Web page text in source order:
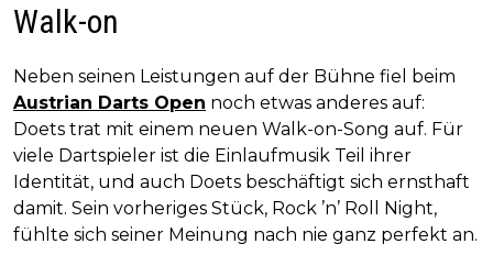
Walk-on
Neben seinen Leistungen auf der Bühne fiel beim
Austrian Darts Open noch etwas anderes auf:
Doets trat mit einem neuen Walk-on-Song auf. Für
viele Dartspieler ist die Einlaufmusik Teil ihrer
Identität, und auch Doets beschäftigt sich ernsthaft
damit. Sein vorheriges Stück, Rock ’n’ Roll Night,
fühlte sich seiner Meinung nach nie ganz perfekt an.